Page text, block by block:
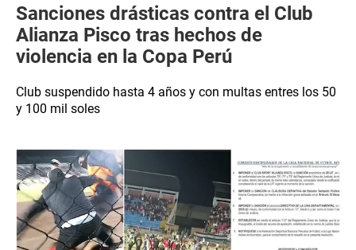
Sanciones drásticas contra el Club
Alianza Pisco tras hechos de
violencia en la Copa Perú
Club suspendido hasta 4 años y con multas entres los 50
y 100 mil soles